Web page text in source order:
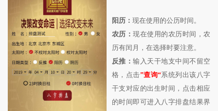
阳历： 现在使用的公历时间。
农历：现在使用的农历时间，农
历有闰月，在选择时要注意。
反推：输入天干地支中间不留空
格，点击”查询“系统列出该八字
干支对应的出生时间，点击相应
的时间即可进入八字排盘结果界